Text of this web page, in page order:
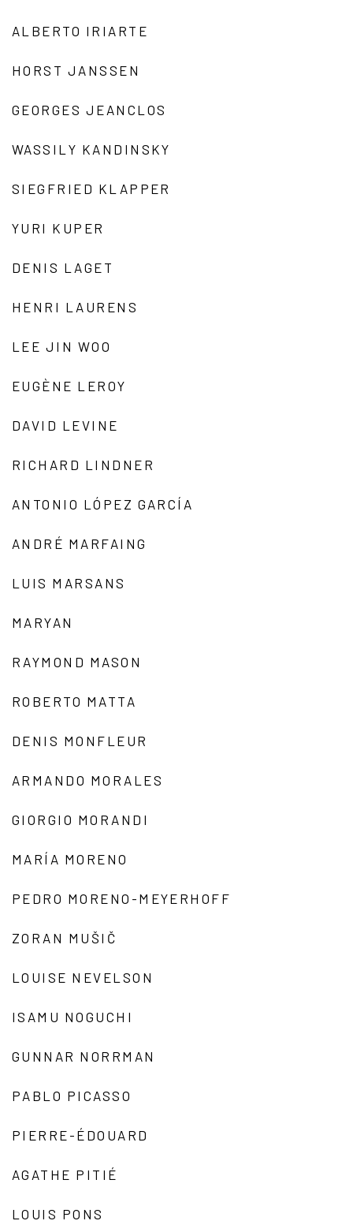
ALBERTO IRIARTE
HORST JANSSEN
GEORGES JEANCLOS
WASSILY KANDINSKY
SIEGFRIED KLAPPER
YURI KUPER
DENIS LAGET
HENRI LAURENS
LEE JIN WOO
EUGÈNE LEROY
DAVID LEVINE
RICHARD LINDNER
ANTONIO LÓPEZ GARCÍA
ANDRÉ MARFAING
LUIS MARSANS
MARYAN
RAYMOND MASON
ROBERTO MATTA
DENIS MONFLEUR
ARMANDO MORALES
GIORGIO MORANDI
MARÍA MORENO
PEDRO MORENO-MEYERHOFF
ZORAN MUŠIČ
LOUISE NEVELSON
ISAMU NOGUCHI
GUNNAR NORRMAN
PABLO PICASSO
PIERRE-ÉDOUARD
AGATHE PITIÉ
LOUIS PONS